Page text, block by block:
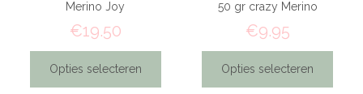
Merino Joy
€19.50
Opties selecteren
50 gr crazy Merino
€9.95
Opties selecteren